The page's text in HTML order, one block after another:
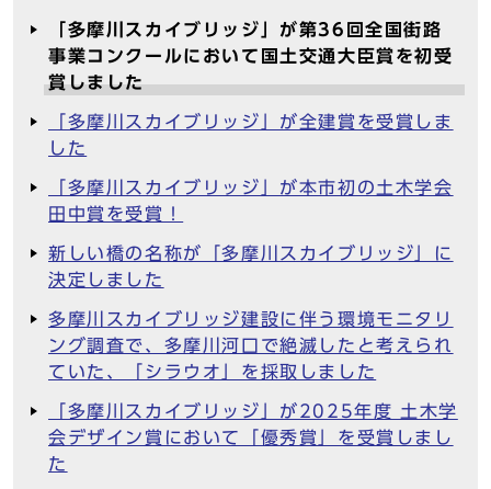
「多摩川スカイブリッジ」が第36回全国街路
事業コンクールにおいて国土交通大臣賞を初受
賞しました
「多摩川スカイブリッジ」が全建賞を受賞しま
した
「多摩川スカイブリッジ」が本市初の土木学会
田中賞を受賞！
新しい橋の名称が「多摩川スカイブリッジ」に
決定しました
多摩川スカイブリッジ建設に伴う環境モニタリ
ング調査で、多摩川河口で絶滅したと考えられ
ていた、「シラウオ」を採取しました
「多摩川スカイブリッジ」が2025年度 土木学
会デザイン賞において「優秀賞」を受賞しまし
た